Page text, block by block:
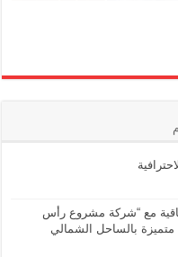
مع “شركة مشروع رأس
متميزة بالساحل الشمالي